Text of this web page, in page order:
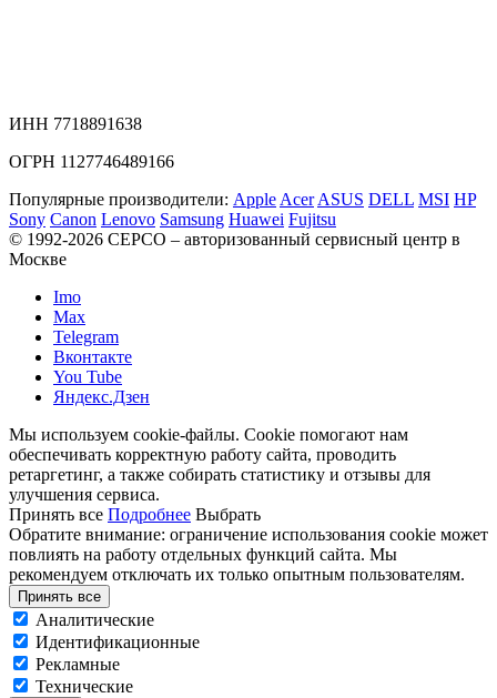
ИНН 7718891638
ОГРН 1127746489166
Популярные производители: Apple Acer ASUS DELL MSI HP
Sony Canon Lenovo Samsung Huawei Fujitsu
© 1992-2026 СЕРСO – авторизованный сервисный центр в
Москве
Imo
Max
Telegram
Вконтакте
You Tube
Яндекс.Дзен
Мы используем cookie-файлы. Cookie помогают нам
обеспечивать корректную работу сайта, проводить
ретаргетинг, а также собирать статистику и отзывы для
улучшения сервиса.
Принять все Подробнее Выбрать
Обратите внимание: ограничение использования cookie может
повлиять на работу отдельных функций сайта. Мы
рекомендуем отключать их только опытным пользователям.
Принять все
Аналитические
Идентификационные
Рекламные
Технические